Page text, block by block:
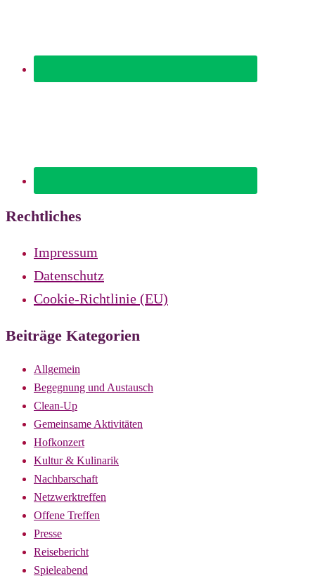
Rechtliches
Impressum
Datenschutz
Cookie-Richtlinie (EU)
Beiträge Kategorien
Allgemein
Begegnung und Austausch
Clean-Up
Gemeinsame Aktivitäten
Hofkonzert
Kultur & Kulinarik
Nachbarschaft
Netzwerktreffen
Offene Treffen
Presse
Reisebericht
Spieleabend